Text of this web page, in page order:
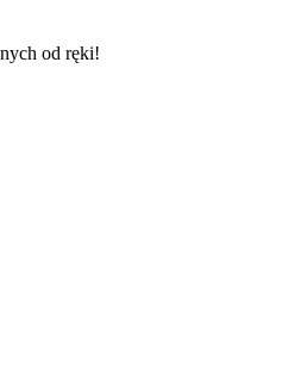
od ręki!